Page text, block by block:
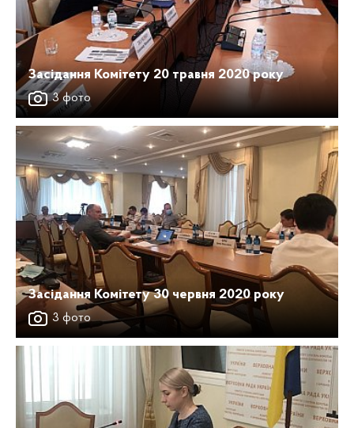
Засідання Комітету 20 травня 2020 року
3 фото
Засідання Комітету 30 червня 2020 року
3 фото